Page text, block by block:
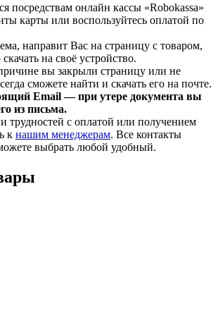
посредствам онлайн кассы «Robokassa»
карты или воспользуйтесь оплатой по
направит Вас на страницу с товаром,
на своё устройство.
вы закрыли страницу или не
сможете найти и скачать его на почте.
Email — при утере документа вы
из письма.
трудностей с оплатой или получением
к нашим менеджерам. Все контакты
выбрать любой удобный.